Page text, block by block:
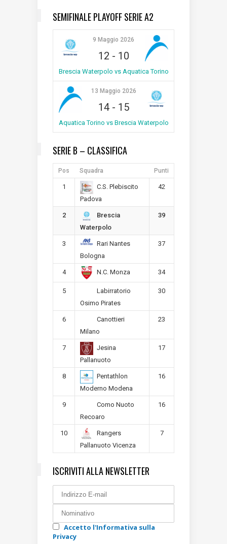
SEMIFINALE PLAYOFF SERIE A2
9 Maggio 2026
12 - 10
Brescia Waterpolo vs Aquatica Torino
13 Maggio 2026
14- 15
Aquatica Torino vs Brescia Waterpolo
SERIE B – CLASSIFICA
Pos Squadra Punti
1
C.S. Plebiscito
Padova
42
2
Brescia
Waterpolo
39
3
Rari Nantes
Bologna
37
4 N.C. Monza 34
5
Labirratorio
Osimo Pirates
30
6
Canottieri
Milano
23
7
Jesina
Pallanuoto
17
8
Pentathlon
Moderno Modena
16
9
Como Nuoto
Recoaro
16
10
Rangers
Pallanuoto Vicenza
7
ISCRIVITI ALLA NEWSLETTER
Accetto l'Informativa sulla
Privacy